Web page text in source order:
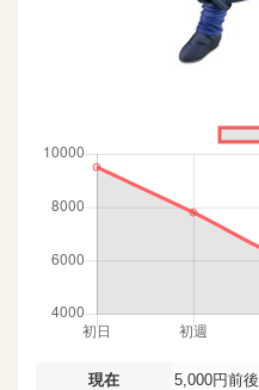
現在
5,000円前後